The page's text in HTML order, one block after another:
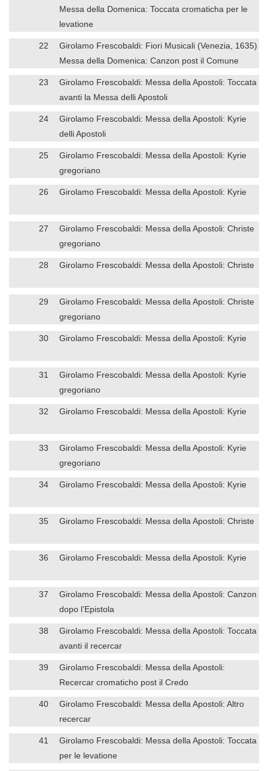
Messa della Domenica: Toccata cromaticha per le
levatione
22
Girolamo Frescobaldi: Fiori Musicali (Venezia, 1635)
Messa della Domenica: Canzon post il Comune
23
Girolamo Frescobaldi: Messa della Apostoli: Toccata
avanti la Messa delli Apostoli
24
Girolamo Frescobaldi: Messa della Apostoli: Kyrie
delli Apostoli
25
Girolamo Frescobaldi: Messa della Apostoli: Kyrie
gregoriano
26 Girolamo Frescobaldi: Messa della Apostoli: Kyrie
27
Girolamo Frescobaldi: Messa della Apostoli: Christe
gregoriano
28 Girolamo Frescobaldi: Messa della Apostoli: Christe
29
Girolamo Frescobaldi: Messa della Apostoli: Christe
gregoriano
30 Girolamo Frescobaldi: Messa della Apostoli: Kyrie
31
Girolamo Frescobaldi: Messa della Apostoli: Kyrie
gregoriano
32 Girolamo Frescobaldi: Messa della Apostoli: Kyrie
33
Girolamo Frescobaldi: Messa della Apostoli: Kyrie
gregoriano
34 Girolamo Frescobaldi: Messa della Apostoli: Kyrie
35 Girolamo Frescobaldi: Messa della Apostoli: Christe
36 Girolamo Frescobaldi: Messa della Apostoli: Kyrie
37
Girolamo Frescobaldi: Messa della Apostoli: Canzon
dopo l’Epistola
38
Girolamo Frescobaldi: Messa della Apostoli: Toccata
avanti il recercar
39
Girolamo Frescobaldi: Messa della Apostoli:
Recercar cromaticho post il Credo
40
Girolamo Frescobaldi: Messa della Apostoli: Altro
recercar
41
Girolamo Frescobaldi: Messa della Apostoli: Toccata
per le levatione